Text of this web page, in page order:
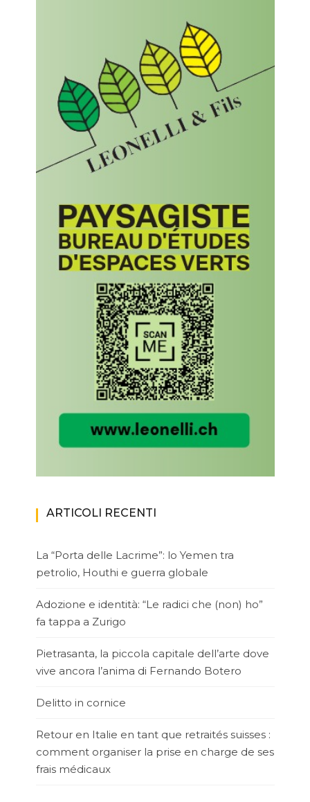
ARTICOLI RECENTI
La “Porta delle Lacrime”: lo Yemen tra
petrolio, Houthi e guerra globale
Adozione e identità: “Le radici che (non) ho”
fa tappa a Zurigo
Pietrasanta, la piccola capitale dell’arte dove
vive ancora l’anima di Fernando Botero
Delitto in cornice
Retour en Italie en tant que retraités suisses :
comment organiser la prise en charge de ses
frais médicaux